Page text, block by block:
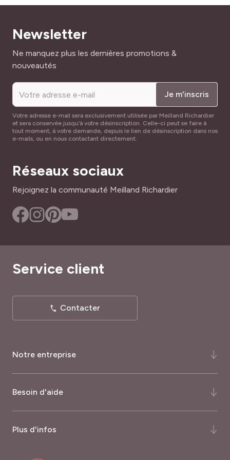
RUSTICITÉ
Newsletter
Adresse mail
Ne manquez plus les dernières promotions &
nouveautés
Je m'inscris
Votre adresse e-mail sera exclusivement utilisée par Meilland Richardier
et sera conservée jusqu’à votre désinscription. Celle-ci peut se faire à
tout moment, à votre demande, depuis le lien de désinscription dans nos
e-mails, ou en nous contactant directement.
Réseaux sociaux
Rejoignez la communauté Meilland Richardier
Notre entreprise
Palmarès du magazine Capital
Besoin d'aide
Quand commander ?
Plus d'infos
Nos garanties
Service client
Contacter